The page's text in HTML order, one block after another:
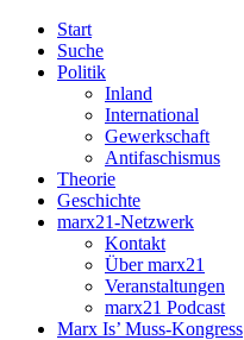
Start
Suche
Politik
Inland
International
Gewerkschaft
Antifaschismus
Theorie
Geschichte
marx21-Netzwerk
Kontakt
Über marx21
Veranstaltungen
marx21 Podcast
Marx Is’ Muss-Kongress